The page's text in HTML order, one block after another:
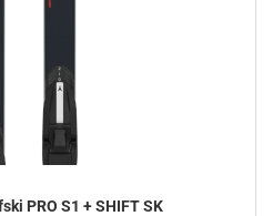
PRO S1 + SHIFT SK